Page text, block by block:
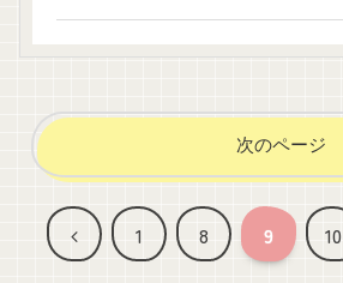
次のページ
前
1 8 9 10